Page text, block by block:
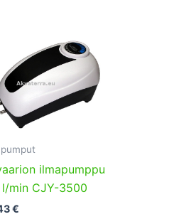
ilmapumppu
l/min CJY-3500
€